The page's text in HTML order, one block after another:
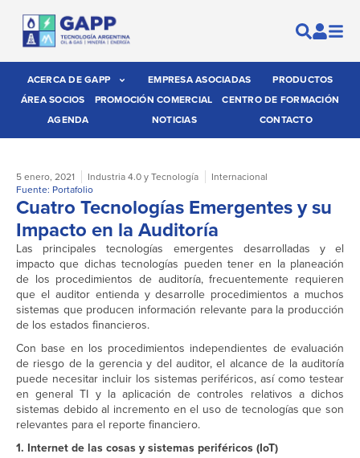
ACERCA DE GAPP EMPRESA ASOCIADAS
PRODUCTOS
ÁREA SOCIOS
PROMOCIÓN COMERCIAL
CENTRO DE FORMACIÓN
AGENDA
NOTICIAS CONTACTO
5 enero, 2021 Industria 4.0 y Tecnología
Internacional
Fuente: Portafolio
Cuatro Tecnologías Emergentes y su
Impacto en la Auditoría
Las principales tecnologías emergentes desarrolladas y el
impacto que dichas tecnologías pueden tener en la planeación
de los procedimientos de auditoría, frecuentemente requieren
que el auditor entienda y desarrolle procedimientos a muchos
sistemas que producen información relevante para la producción
de los estados financieros.
Con base en los procedimientos independientes de evaluación
de riesgo de la gerencia y del auditor, el alcance de la auditoría
puede necesitar incluir los sistemas periféricos, así como testear
en general TI y la aplicación de controles relativos a dichos
sistemas debido al incremento en el uso de tecnologías que son
relevantes para el reporte financiero.
1. Internet de las cosas y sistemas periféricos (IoT)